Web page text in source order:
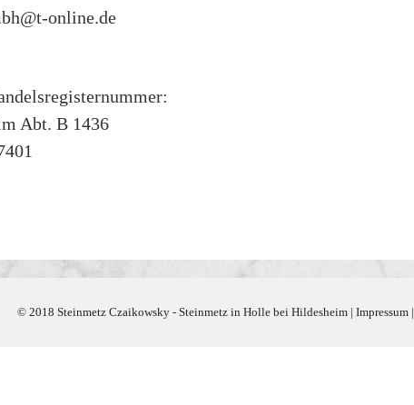
online.de
Abt. B 1436
© 2018 Steinmetz Czaikowsky - Steinmetz in Holle bei Hildesheim | Impressum|